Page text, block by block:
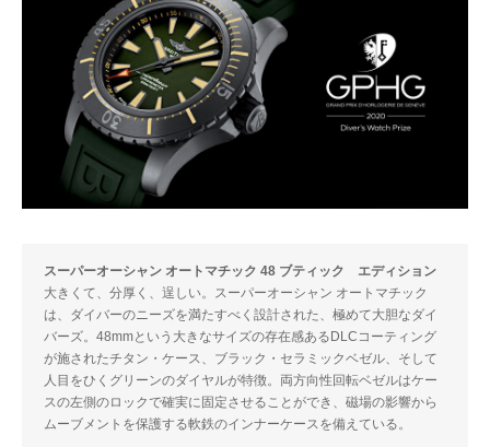
スーパーオーシャン オートマチック 48 ブティック エディション
大きくて、分厚く、逞しい。スーパーオーシャン オートマチック
は、ダイバーのニーズを満たすべく設計された、極めて大胆なダイ
バーズ。48mmという大きなサイズの存在感あるDLCコーティング
が施されたチタン・ケース、ブラック・セラミックベゼル、そして
人目をひくグリーンのダイヤルが特徴。両方向性回転ベゼルはケー
スの左側のロックで確実に固定させることができ、磁場の影響から
ムーブメントを保護する軟鉄のインナーケースを備えている。